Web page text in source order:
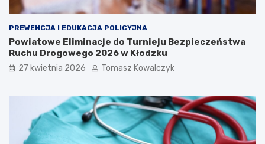
PREWENCJA I EDUKACJA POLICYJNA
Powiatowe Eliminacje do Turnieju Bezpieczeństwa
Ruchu Drogowego 2026 w Kłodzku
27 kwietnia 2026 Tomasz Kowalczyk